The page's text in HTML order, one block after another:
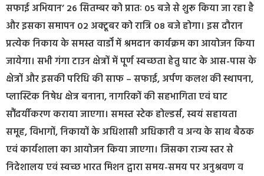
सफाई अभियान’ 26 सितम्बर को प्रातः 05 बजे से शुरू किया जा रहा है
और इसका समापन 02 अक्टूबर को रात्रि 08 बजे होगा। इस दौरान
प्रत्येक निकाय के समस्त वार्डों में श्रमदान कार्यक्रम का आयोजन किया
जायेगा। सभी गंगा टाउन क्षेत्रों में पूर्ण स्वच्छता हेतु घाट के आस-पास के
क्षेत्रों और इसकी परिधि की साफ – सफाई, अर्पण कलश की स्थापना,
प्लास्टिक निषेध क्षेत्र बनाना, नागरिकों की सहभागिता एवं घाट
सौंदर्यीकरण कराया जाएगा। समस्त स्टेक होल्डर्स, स्वयं सहायता
समूह, विभागों, निकायों के अधिशासी अधिकारी व अन्य के साथ बैठक
एवं कार्यशाला का आयोजन किया जाएगा। जिसका राज्य स्तर से
निदेशालय एवं स्वच्छ भारत मिशन द्वारा समय-समय पर अनुश्रवण व